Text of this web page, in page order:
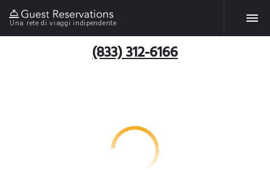
Una rete di viaggi indipendente
(833) 312-6166